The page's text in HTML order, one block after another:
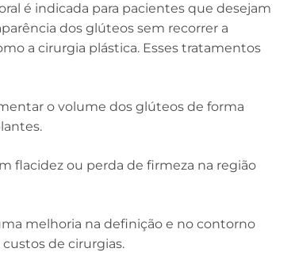
é indicada para pacientes que desejam
dos glúteos sem recorrer a
a cirurgia plástica. Esses tratamentos
o volume dos glúteos de forma
flacidez ou perda de firmeza na região
melhoria na definição e no contorno
de cirurgias.